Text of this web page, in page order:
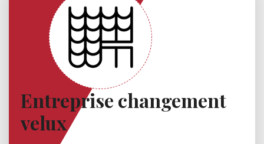
Entreprise changement
velux